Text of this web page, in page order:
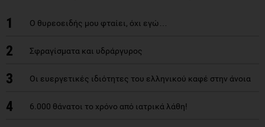
1 Ο θυρεοειδής μου φταίει, όχι εγώ…
2 Σφραγίσματα και υδράργυρος
3 Οι ευεργετικές ιδιότητες του ελληνικού καφέ στην άνοια
4 6.000 θάνατοι το χρόνο από ιατρικά λάθη!